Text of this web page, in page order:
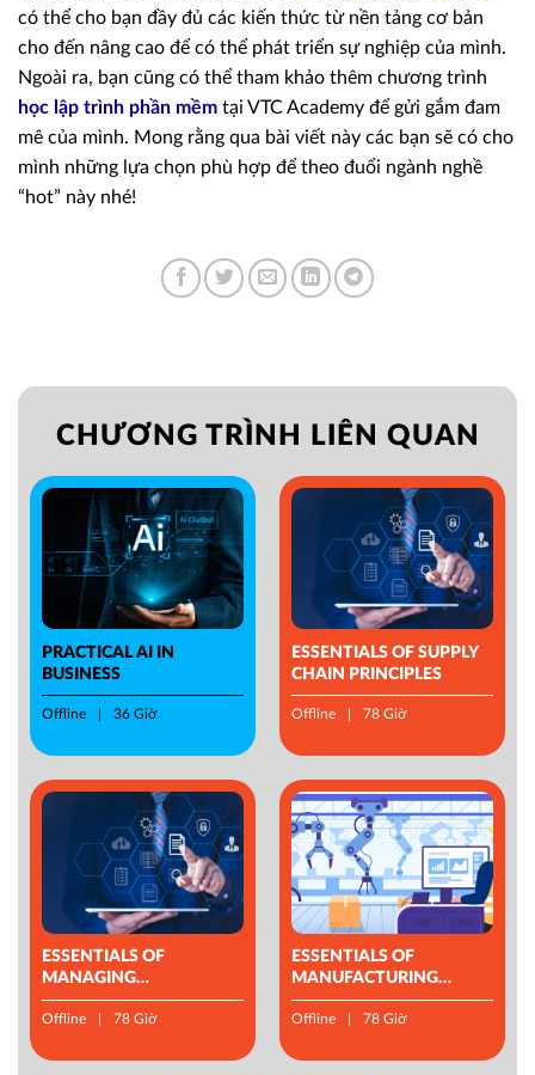
có thể cho bạn đầy đủ các kiến thức từ nền tảng cơ bản
cho đến nâng cao để có thể phát triển sự nghiệp của mình.
Ngoài ra, bạn cũng có thể tham khảo thêm chương trình
học lập trình phần mềm tại VTC Academy để gửi gắm đam
mê của mình. Mong rằng qua bài viết này các bạn sẽ có cho
mình những lựa chọn phù hợp để theo đuổi ngành nghề
“hot” này nhé!
CHƯƠNG TRÌNH LIÊN QUAN
PRACTICAL AI IN
BUSINESS
Offline 36 Giờ
ESSENTIALS OF SUPPLY
CHAIN PRINCIPLES
Offline 78 Giờ
ESSENTIALS OF
MANAGING
OPERATIONS
Offline 78 Giờ
ESSENTIALS OF
MANUFACTURING
MANAGEMENT
Offline 78 Giờ